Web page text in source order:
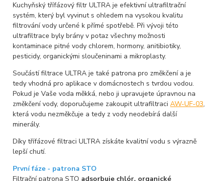
Kuchyňský třífázový filtr ULTRA je efektivní ultrafiltrační
systém, který byl vyvinut s ohledem na vysokou kvalitu
filtrování vody určené k přímé spotřebě. Při vývoji této
ultrafiltrace byly brány v potaz všechny možnosti
kontaminace pitné vody chlorem, hormony, anitibiotiky,
pesticidy, organickými sloučeninami a mikroplasty.
Součástí filtrace ULTRA je také patrona pro změkčení a je
tedy vhodná pro aplikace v domácnostech s tvrdou vodou.
Pokud je Vaše voda měkká, nebo ji upravujete úpravnou na
změkčení vody, doporučujeme zakoupit ultrafiltraciAW-UF-03,
která vodu nezměkčuje a tedy z vody neodebírá další
minerály.
Díky třífázové filtraci ULTRA získáte kvalitní vodu s výrazně
lepší chutí.
První fáze - patrona STO
Filtrační patrona STO adsorbuje chlór, organické